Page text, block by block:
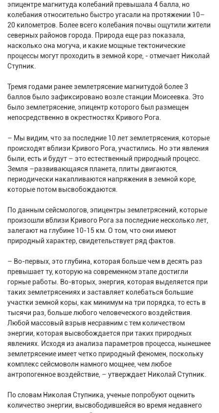
эпицентре магнитуда колебаний превышала 4 балла, но
колебания относительно быстро угасали на протяжении 10–
20 километров. Более всего колебания почвы ощутили жители
северных районов города. Природа еще раз показала,
насколько она могуча, и какие мощные тектонические
процессы могут проходить в земной коре, - отмечает Николай
Ступник.
Тремя годами ранее землетрясение магнитудой более 3
баллов было зафиксировано возле станции Моисеевка. Это
было землетрясение, эпицентр которого был размещен
непосредственно в окрестностях Кривого Рога.
– Мы видим, что за последние 10 лет землетрясения, которые
происходят вблизи Кривого Рога, участились. Но эти явления
были, есть и будут – это естественный природный процесс.
Земля –развивающаяся планета, плиты двигаются,
периодически накапливаются напряжения в земной коре,
которые потом высвобождаются.
По данным сейсмологов, эпицентры землетрясений, которые
произошли вблизи Кривого Рога за последние несколько лет,
залегают на глубине 10-15 км. О том, что они имеют
природный характер, свидетельствует ряд фактов.
– Во-первых, это глубина, которая больше чем в десять раз
превышает ту, которую на современном этапе достигли
горные работы. Во-вторых, энергия, которая выделяется при
таких землетрясениях и заставляет колебаться большие
участки земной коры, как минимум на три порядка, то есть в
тысячи раз, больше любого человеческого воздействия.
Любой массовый взрыв несравним с тем количеством
энергии, которая высвобождается при таких природных
явлениях. Исходя из анализа параметров процесса, нынешнее
землетрясение имеет четко природный феномен, поскольку
комплекс сейсмоволн намного мощнее, чем любое
антропогенное воздействие, – утверждает Николай Ступник.
По словам Николая Ступника, ученые попробуют оценить
количество энергии, высвободившейся во время недавнего